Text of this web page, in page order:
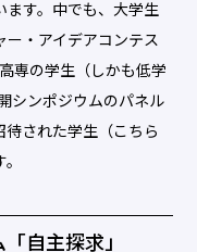
ます。中でも、大学生
ー・アイデアコンテス
専の学生（しかも低学
シンポジウムのパネル
された学生（こちら
自主探求」